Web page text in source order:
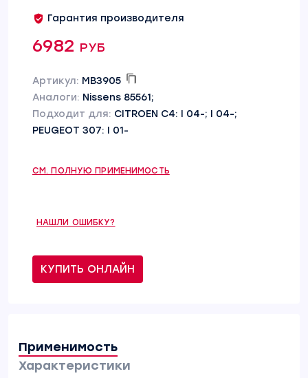
Гарантия производителя
6982 руб
Артикул: MB3905
Аналоги: Nissens 85561;
Подходит для: CITROEN C4: I 04-; I 04-;
PEUGEOT 307: I 01-
СМ. ПОЛНУЮ ПРИМЕНИМОСТЬ
НАШЛИ ОШИБКУ?
КУПИТЬ ОНЛАЙН
Применимость
Характеристики